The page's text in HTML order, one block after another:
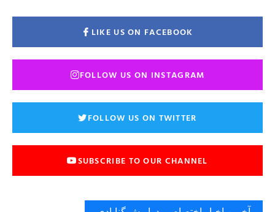
LIKE US ON FACEBOOK
FOLLOW US ON INSTAGRAM
FOLLOW US ON TWITTER
SUBSCRIBE TO OUR CHANNEL